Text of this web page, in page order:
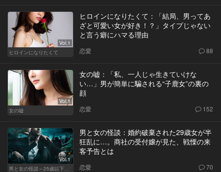
Vol.1
ヒロインになりたくて
ヒロインになりたくて：「結局、男ってあ
ざと可愛い女が好き！？」タイプじゃない
と言う癖にハマる理由
恋愛 88
Vol.1
女の嘘
女の嘘：「私、一人じゃ生きていけな
い…」男が簡単に騙される“子鹿女”の裏の
顔
恋愛 152
Vol.1
男と女の怪談：婚約破棄された29歳女が半
狂乱に…。商社の受付嬢が見た、戦慄の来
客予告とは
恋愛 70